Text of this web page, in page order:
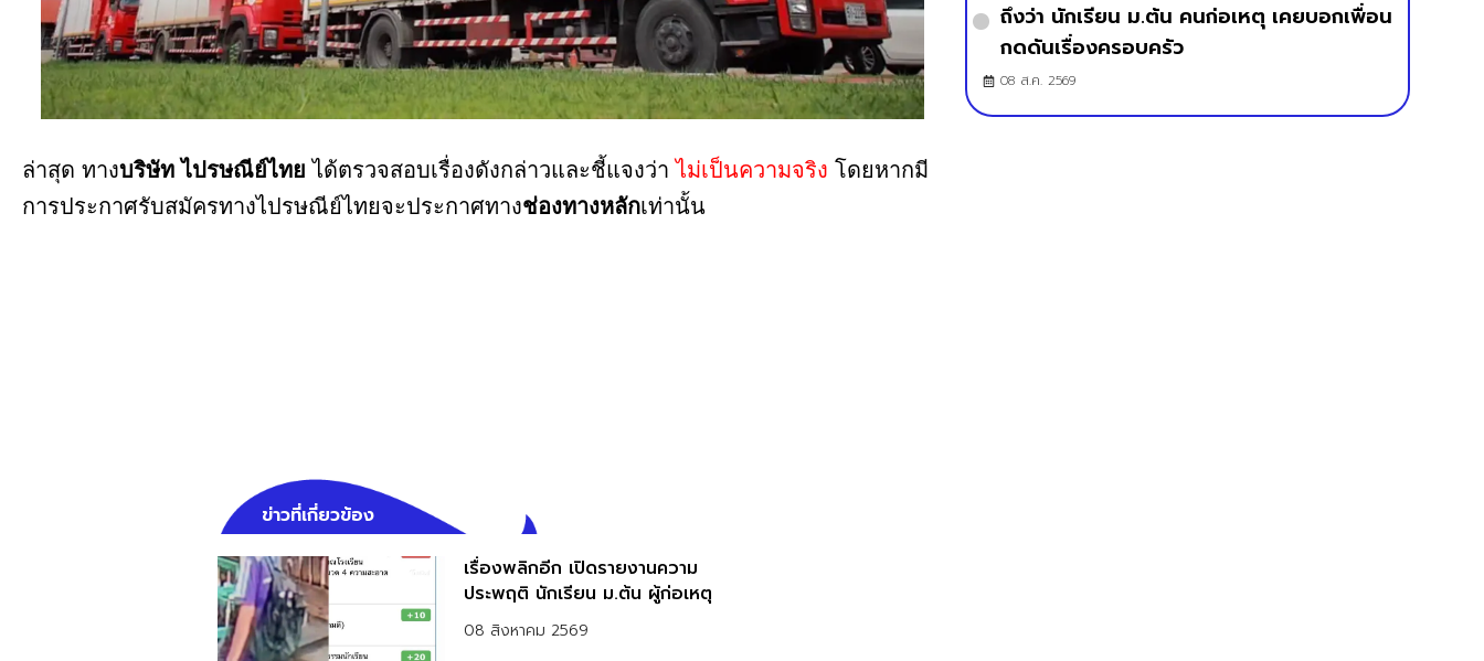
ล่าสุด ทางบริษัท ไปรษณีย์ไทย ได้ตรวจสอบเรื่องดังกล่าวและชี้แจงว่าไม่เป็นความจริง โดยหากมี
การประกาศรับสมัครทางไปรษณีย์ไทยจะประกาศทางช่องทางหลักเท่านั้น
ข่าวที่เกี่ยวข้อง
เรื่องพลิกอีก เปิดรายงานความ
ประพฤติ นักเรียน ม.ต้น ผู้ก่อเหตุ
08 สิงหาคม 2569
ถึงว่า นักเรียน ม.ต้น คนก่อเหตุ เคยบอกเพื่อน
กดดันเรื่องครอบครัว
08 ส.ค. 2569